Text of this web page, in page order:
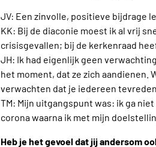
JV: Een zinvolle, positieve bijdrage
KK: Bij de diaconie moest ik al vrij
crisisgevallen; bij de kerkenraad
JH: Ik had eigenlijk geen
het moment, dat ze zich aandienen.
verwachten dat je iedereen
TM: Mijn uitgangspunt was: ik ga
corona waarna ik met mijn
Heb je het gevoel dat jij andersom